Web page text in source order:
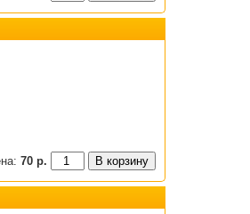
70 р.